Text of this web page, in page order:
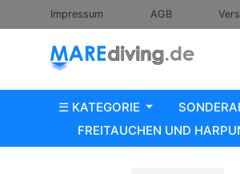
Impressum AGB
☰ KATEGORIE
FREITAUCHEN UND